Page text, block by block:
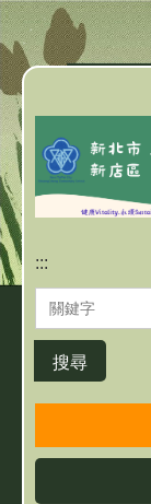
跳
到
主
要
內
容
區
:::
搜尋